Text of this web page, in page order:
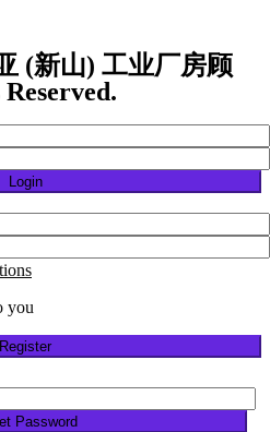
(新山) 工业厂房顾
Login
you
Register
Password